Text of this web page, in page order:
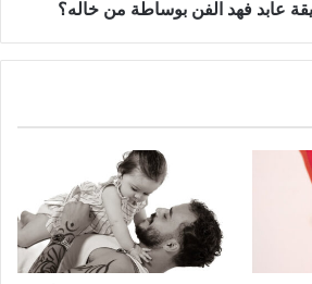
عابد فهد الفن بوساطة من خاله؟